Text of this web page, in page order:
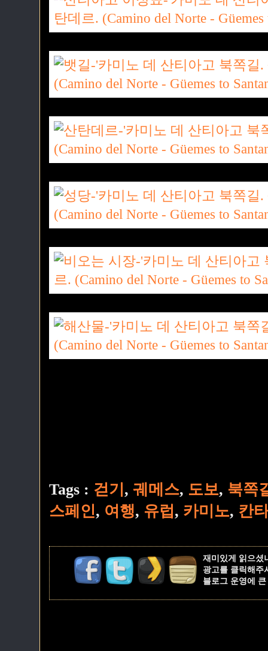
Tags : 걷기 , 궤메스, 도보, 북쪽
스페인, 여행, 유럽, 카미노, 칸
재미있게 읽으셨
광고를 클릭해주
블로그 운영에